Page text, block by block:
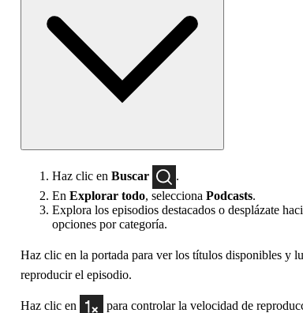
Haz clic en Buscar
.
En Explorar todo, selecciona Podcasts.
Explora los episodios destacados o desplázate
opciones por categoría.
Haz clic en la portada para ver los títulos disponibles y
reproducir el episodio.
Haz clic en para controlar la velocidad de